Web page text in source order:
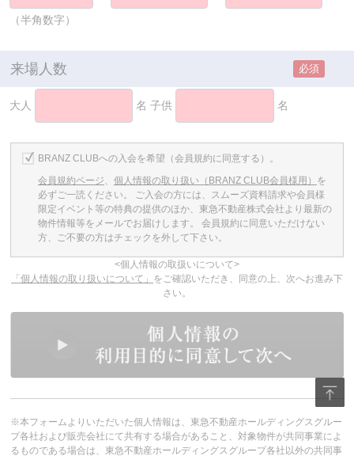
（半角数字）
来場人数 必須
大人 名 子供 名
BRANZ CLUBへの入会を希望（会員規約に同意する）。
会員規約ページ
個人情報の取り扱い（BRANZ CLUB会員様用） を
必ずご一読ください。
ご入会の方には、スムーズ資料請求や会員様
限定イベント等の特典の提供のほか、東急不動産株式会社より最新の
物件情報等をメールでお届けします。
会員規約に同意いただけない
方、ご不要の方はチェックを外して下さい。
<個人情報の取扱いについて>
「個人情報の取り扱いについて」 をご確認いただき、同意の上、次へお進み下
さい。
※本フォームよりいただいた個人情報は、東急不動産ホールディングスグルー
プ各社および販売会社にて共有する場合があること、対象物件が共同事業によ
るものである場合は、東急不動産ホールディングスグループ各社以外の共同事